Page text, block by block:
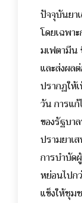
ปัจจุบันยา
โดยเฉพา
มเฟตามีน
และส่งผล
ปรากฏให้
วัน การแก้
ของรัฐบา
ปรามยาเ
การบำบัด
หย่อนไปก
แข็งให้ชุม